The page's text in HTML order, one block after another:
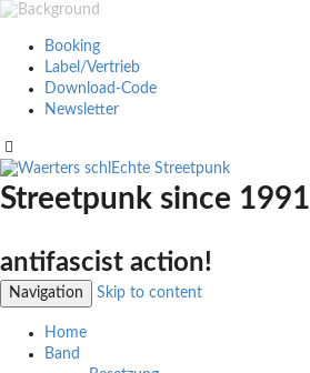
Booking
Label/Vertrieb
Download-Code
Newsletter
Streetpunk since 1991
antifascist action!
Navigation Skip to content
Home
Band